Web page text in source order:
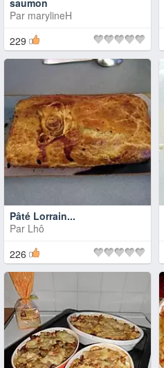
Par marylineH
229
Pâté Lorrain...
Par Lhô
226